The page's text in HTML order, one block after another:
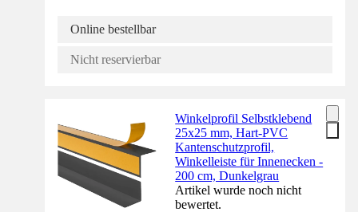
Online bestellbar
Nicht reservierbar
Winkelprofil Selbstklebend
25x25 mm, Hart-PVC
Kantenschutzprofil,
Winkelleiste für Innenecken -
200 cm, Dunkelgrau
Artikel wurde noch nicht
bewertet.